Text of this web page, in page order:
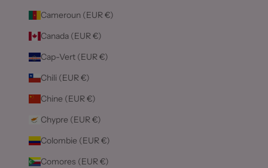
Cameroun (EUR €)
Canada (EUR €)
Cap-Vert (EUR €)
Chili (EUR €)
Chine (EUR €)
Chypre (EUR €)
Colombie (EUR €)
Comores (EUR €)